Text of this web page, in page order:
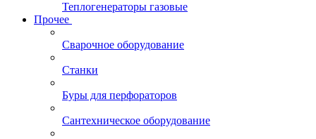
Теплогенераторы газовые
Прочее
Сварочное оборудование
Станки
Буры для перфораторов
Сантехническое оборудование